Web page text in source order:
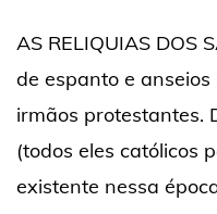
AS RELIQUIAS DOS
de espanto e
irmãos protestantes.
(todos eles católicos
existente nessa